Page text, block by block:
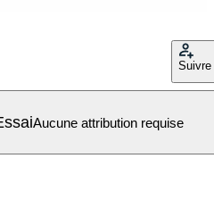
Suivre
Aucune attribution requise